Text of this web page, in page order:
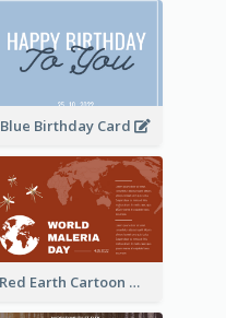
Blue Birthday Card
Red Earth Cartoon World Malaria Day Greeting Card